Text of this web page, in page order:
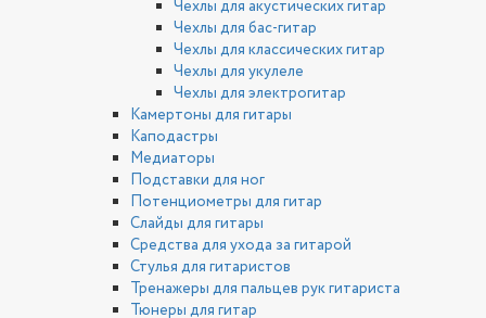
Чехлы для акустических гитар
Чехлы для бас-гитар
Чехлы для классических гитар
Чехлы для укулеле
Чехлы для электрогитар
Камертоны для гитары
Каподастры
Медиаторы
Подставки для ног
Потенциометры для гитар
Слайды для гитары
Средства для ухода за гитарой
Стулья для гитаристов
Тренажеры для пальцев рук гитариста
Тюнеры для гитар